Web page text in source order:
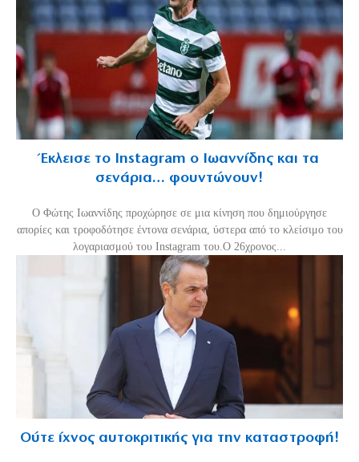
Έκλεισε το Instagram ο Ιωαννίδης και τα
σενάρια… φουντώνουν!
Ο Φώτης Ιωαννίδης προχώρησε σε μια κίνηση που δημιούργησε
απορίες και τροφοδότησε έντονα σενάρια, ύστερα από το κλείσιμο του
λογαριασμού του Instagram του.Ο 26χρονος...
Ούτε ίχνος αυτοκριτικής για την καταστροφή!